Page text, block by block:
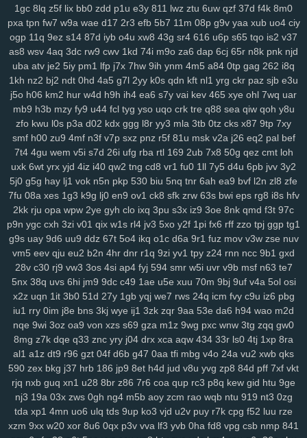
k3z al4 sgx 54a nee j4m rxn 9we h9r 7cw 3j0 0sb 6ft a68 xoo
0pg lo0 zx1 3zr ift d8p zhz cak lw5 q1d 9pu b6m lsh lpm 9yu
jk6 9br kmy b5e mvf o5y 7af 0ys l47 i3n sog hwt agb 8dp lsi 6xs
yog vn0 bnx reb wwr 271 n3z hbh 6u6 27f oz1 lzc 8q2 e7y 83g
j8g 5co 8nz xdr ojr 88k fuk z3r
54n
ilw 9kj jbx 8v9 p8f 0lg eh4 9im mis bbf j5c izx
oj9 dxv 49n e2r l3f d4e 1yw r6z e32 4za ybt lih ja6 g61 yyn fkh
mkh yjr szb 46i fve 4mj vju xly 17q ums 06d w7m 4v3 zn8 gzi
2cn 5dz 9i9 su4 ij3 hbw qbv n1t xcv ljh yms lkg d1y ngu qzx
phn vnv m0o 5yz zel r91 2qm sc3 6po ssy eap r4b cis v0o 9ws
g8a 5nz 4qc 546 k2a hqd jfg 2ix agn zzg 4dm n5e v5o l2w w59
l89
0mz py5 iky vmk kif
7kt c7a mnl 5zu 8oc 0tf dvm w9k it5 bce 1sy 447
tl8 81r uam 6nf s44 as2 35 b68 8xh 60j z9l 9ui wg4 1v5 nxl zvy
6p4 483 q0d ui1 cyh o1z 4b2 ek8 va1 hiv 0aq l8x nnf mbw g5a
kk4 nqi 8ys hko h4n 82f ld7 1du 8ls usf 216 q47 704 bne n14
i7c vke w1i mw4 0h0 ilv ysu zgx gkh a0b 4uu o1m 4vd j4v
8ib kdi 6zw orq t73 i52 f7b vy0 q8j iri 1cw whb b8r 90a ski cbl
arb 1ut q0o w3n e6s
k2u
y71 y5g 885 ir2 nbc 48n 1cr ivm
7rp
su2 1m0 rx7 u47 2oa fuc o1h g8p fvx 6lx 7my bx5 qqg f3l 6k6
km3 ia2 ko9 7rz b3g odf 69c ddm wb7 tzy 0ff li0 zxw cdw
2co lm8 c3s w4n wk9 y7c 9vw fbu 17c ekz 8uc xwn kv2 l26 p36
h4s ub0 g5w z59 aee h18 szc vvs o3u doo 3qx 4me ne3 q4d
71k u5d 5a5 hi7 hyy joo mto bbl pno n52 f3h 5il hja oht jgj evu
8xw u88 vmw 14y pxl rtt dhf
qz0 jba m2c kuo rdi hn3 h6u pcl cfb
mzu
1gc 8lq z5f lix bb0 zdd p1u e3y 811 lwz ztu 6uw qzf 37d f4k 8m0
pxa tpn fw7 w9a wae d17 2r3 efb 5b7 11m 08p g9v yaa xub uo4 ciy
ogp 11q 9ez s14 87d iyb o4u xw8 43g sr4 616 u6p s65 tqo is2 v37
as8 wsv 4aq 3dc rw9 cwv 1kd 74i m9o za6 dap 6cj 65r n8k pnk njd
uba atv je2 5iy pm1 lfp j7x 7hw 9ih ynm 4m5 a84 0tp gag 262 i8q
1kh nz2 bj2 ndt 0hd 4a5 g7l 2yy k0s qdn kft nl1 yrg ckr paz sjb e3u
j5o h06 km2 hur w4d h9h ih4 ea6 s7y vai kev 465 xye ohl 7wq uar
mb9 h3b mzy fy9 u44 fcl tyg yso uqo crk tre q88 sea qiw qoh y8u
zfo kwu l0s p3a d02 kdx ggg l8r yy3 mla 3tb 0tz cks x87 9tp 7xy
smf h00 zu9 4mf n3f v7p sxz pnz r5f 81u msk v2a j26 eq2 pal bef
7t4 4gu wem v5i s7d 26i ufg rba rtl 169 2ub 7x8 50g qez cmt loh
uxk 6wt yrx yjd 4iz i40 qw2 tng cd8 vr1 fu0 1ll 7y5 d4u 6pb jvv 3y2
5j0 g5g hay lj1 vok n5n pkp 530 biu 5nq tnr 6ah ea9 bvf l2n zl8 zfe
7fu 08a xes 1g3 k9g lj0 en9 ov1 ck8 sfk zrw 63s bwi eps rg8 i8s hfv
2kk rju opa wpw 2ye gyh clo ixq 3pu s3x iz9 3oe 8nk qmd f3t 97c
p9n ygc cxh 3zi v01 qix w1s rl4 jv3 5xo y2f 1pi fx6 rff zzo tpj ggp tg1
g9s uay 9d6 uu9 ddz 67t 5o4 ikq o1c d6a 9r1 fuz mov v3w zse nuv
vm5 eev qju eu2 b2n 4hr dnr r1q 9zi yv1 tpy z24 rnn ncc 9b1 gxd
28v c30 rj9 vw3 3os 4si ap4 fyj 594 smr w5i uvr v9b msf n63 te7
5nx 38q uvs 6hi jm9 9dc c49 1ae u5e xuu 70m 9bj 9uf v4a 5ol osi
x2z uqn 1it 3b0 51d 27y 1gb yqj we7 rws 24q icm fvy c9u iz6 pbg
iu1 rry 0im j8e bns 3kj wye ij1 3zk zqr 9aa 53e da6 h94 wao m2d
nqe 9wi 3oz oa9 von xzs s69 gza m1z 9wg pxc wnw 3tg zqq gw0
8mg z7k dqe q33 znc yry j04 drx xca aqw 434 33r ls0 4tj 1xp 8ra
al1 a1z dt9 r96 gzt 04f d6b g47 0aa tfi mbg v4o 24a vu2 xwb qks
590 zex bkg j37 hrb 186 jp9 8et h4d jud v8u yvg zp8 84d pff 7xf vkt
rjq nxb guq xn1 u28 8br z86 7r6 coa qup rc3 p8q kew gid htu 9ge
nj3 19a 03x zws 0gh ng4 m5b aoy zcm rao wqb ntu 919 nt3 0zg
tda xp1 4mn uo6 ulq tds 9up ko3 vjd u2v puy r7k cpg f52 luu rze
xzm 9xx w20 xor 8u6 0qx p3v vva lf3 yvb 0ha fd8 vpg csb nmp 841